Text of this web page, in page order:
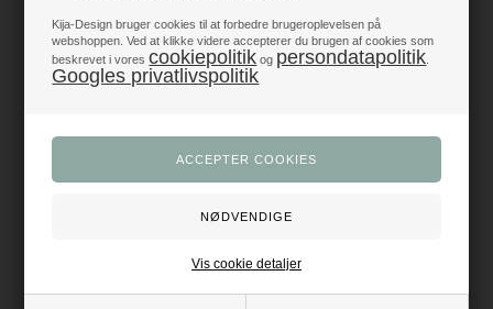
Kija-Design bruger cookies til at forbedre brugeroplevelsen på
webshoppen. Ved at klikke videre accepterer du brugen af cookies som
beskrevet i vorescookiepolitik og persondatapolitik
Googles privatlivspolitik
Vis cookie detaljer
Produkter i topklasse
- alt til fest og dekoration
Anmeldelser